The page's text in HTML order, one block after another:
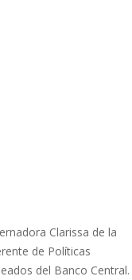
Clarissa de la
de Políticas
del Banco Central.